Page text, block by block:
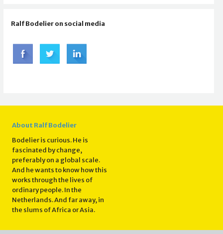
Ralf Bodelier on social media
About Ralf Bodelier
Bodelier is curious. He is
fascinated by change,
preferably on a global scale.
And he wants to know how this
works through the lives of
ordinary people. In the
Netherlands. And far away, in
the slums of Africa or Asia.